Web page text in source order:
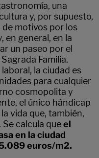
una
y, por supuesto,
de motivos por los
en general, en la
un paseo por el
Familia.
la ciudad es
para cualquier
cosmopolita y
el único hándicap
vida que, también,
calcula queel
en la ciudad
euros/m2.